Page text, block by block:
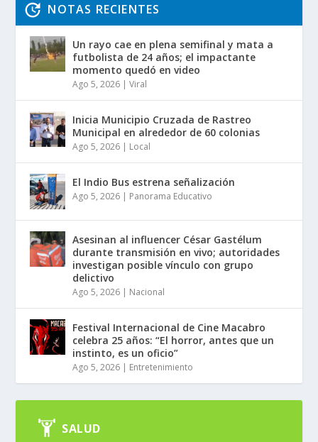
NOTAS RECIENTES
Un rayo cae en plena semifinal y mata a
futbolista de 24 años; el impactante
momento quedó en video
Ago 5, 2026 |Viral
Inicia Municipio Cruzada de Rastreo
Municipal en alrededor de 60 colonias
Ago 5, 2026 | Local
El Indio Bus estrena señalización
Ago 5, 2026 | Panorama Educativo
Asesinan al influencer César Gastélum
durante transmisión en vivo; autoridades
investigan posible vínculo con grupo
delictivo
Ago 5, 2026 | Nacional
Festival Internacional de Cine Macabro
celebra 25 años: “El horror, antes que un
instinto, es un oficio”
Ago 5, 2026 | Entretenimiento
SALUD